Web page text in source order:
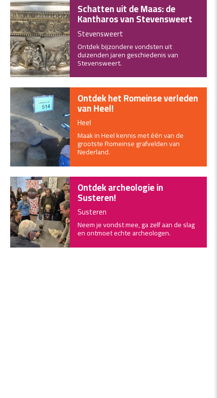
Schatten uit de Maas: de
Kantharos van Stevensweert
Stevensweert
Ontdek bijzondere vondsten uit
duizenden jaren geschiedenis van
Stevensweert.
Ontdek het Romeinse verleden
van Heel!
Heel
Maak in Heel kennis met één van de
grootste Romeinse grafvelden van
Nederland.
Ontdek archeologie in
Susteren!
Susteren
Neem je vondst mee, ga zelf aan de slag
en ontmoet echte archeologen.